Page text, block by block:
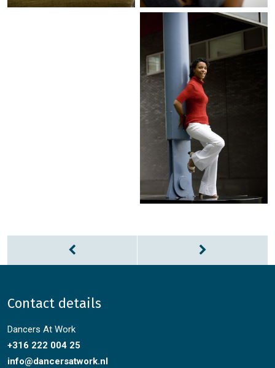
Contact details
Dancers At Work
+316 222 004 25
info@dancersatwork.nl